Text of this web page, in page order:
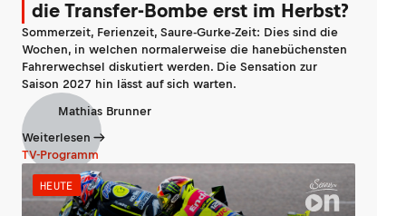
die Transfer-Bombe erst im Herbst?
Sommerzeit, Ferienzeit, Saure-Gurke-Zeit: Dies sind die
Wochen, in welchen normalerweise die hanebüchensten
Fahrerwechsel diskutiert werden. Die Sensation zur
Saison 2027 hin lässt auf sich warten.
Mathias Brunner
Weiterlesen
TV-Programm
HEUTE